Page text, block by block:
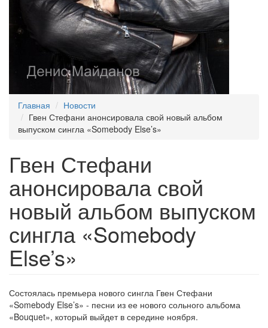
Главная
Новости
Гвен Стефани анонсировала свой новый альбом
выпуском сингла «Somebody Else’s»
Гвен Стефани
анонсировала свой
новый альбом выпуском
сингла «Somebody
Else’s»
Состоялась премьера нового сингла Гвен Стефани
«Somebody Else’s» - песни из ее нового сольного альбома
«Bouquet», который выйдет в середине ноября.